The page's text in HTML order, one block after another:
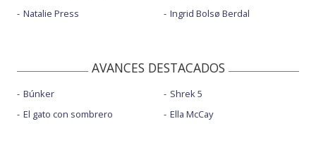
Natalie Press
Ingrid Bolsø Berdal
AVANCES DESTACADOS
Búnker
El gato con sombrero
Shrek 5
Ella McCay